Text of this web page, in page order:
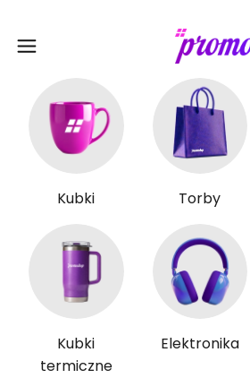
Kubki Torby
Kubki
termiczne
Elektronika